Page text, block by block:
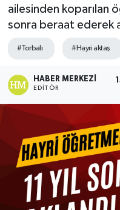
ailesinden koparılan
sonra beraat ederek
#Torbalı #Hayri aktaş
HABER MERKEZI
EDITÖR
Son Dakika
Haber Arşivi